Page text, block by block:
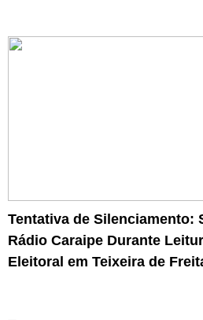
Tentativa de Silenciamento:
Rádio Caraipe Durante
Eleitoral em Teixeira de